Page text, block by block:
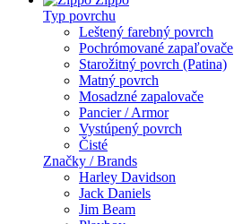
Typ povrchu
Leštený farebný povrch
Pochrómované zapaľovače
Starožitný povrch (Patina)
Matný povrch
Mosadzné zapalovače
Pancier / Armor
Vystúpený povrch
Čisté
Značky / Brands
Harley Davidson
Jack Daniels
Jim Beam